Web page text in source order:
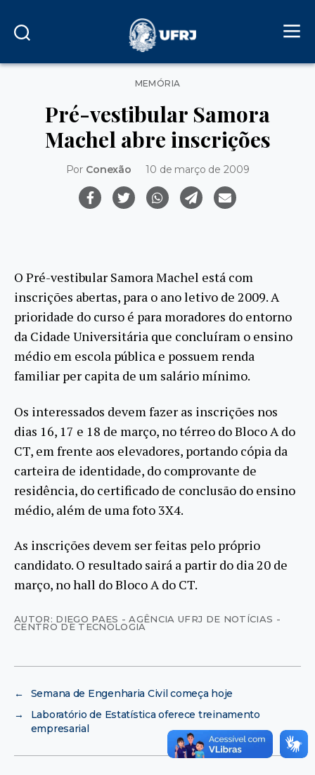
Categorias
MEMÓRIA
Pré-vestibular Samora
Machel abre inscrições
Por Conexão 10 de março de 2009
O Pré-vestibular Samora Machel está com
inscrições abertas, para o ano letivo de 2009. A
prioridade do curso é para moradores do entorno
da Cidade Universitária que concluíram o ensino
médio em escola pública e possuem renda
familiar per capita de um salário mínimo.
Os interessados devem fazer as inscrições nos
dias 16, 17 e 18 de março, no térreo do Bloco A do
CT, em frente aos elevadores, portando cópia da
carteira de identidade, do comprovante de
residência, do certificado de conclusão do ensino
médio, além de uma foto 3X4.
As inscrições devem ser feitas pelo próprio
candidato. O resultado sairá a partir do dia 20 de
março, no hall do Bloco A do CT.
AUTOR: DIEGO PAES - AGÊNCIA UFRJ DE NOTÍCIAS -
CENTRO DE TECNOLOGIA
←
Semana de Engenharia Civil começa hoje
→
Laboratório de Estatística oferece treinamento
empresarial